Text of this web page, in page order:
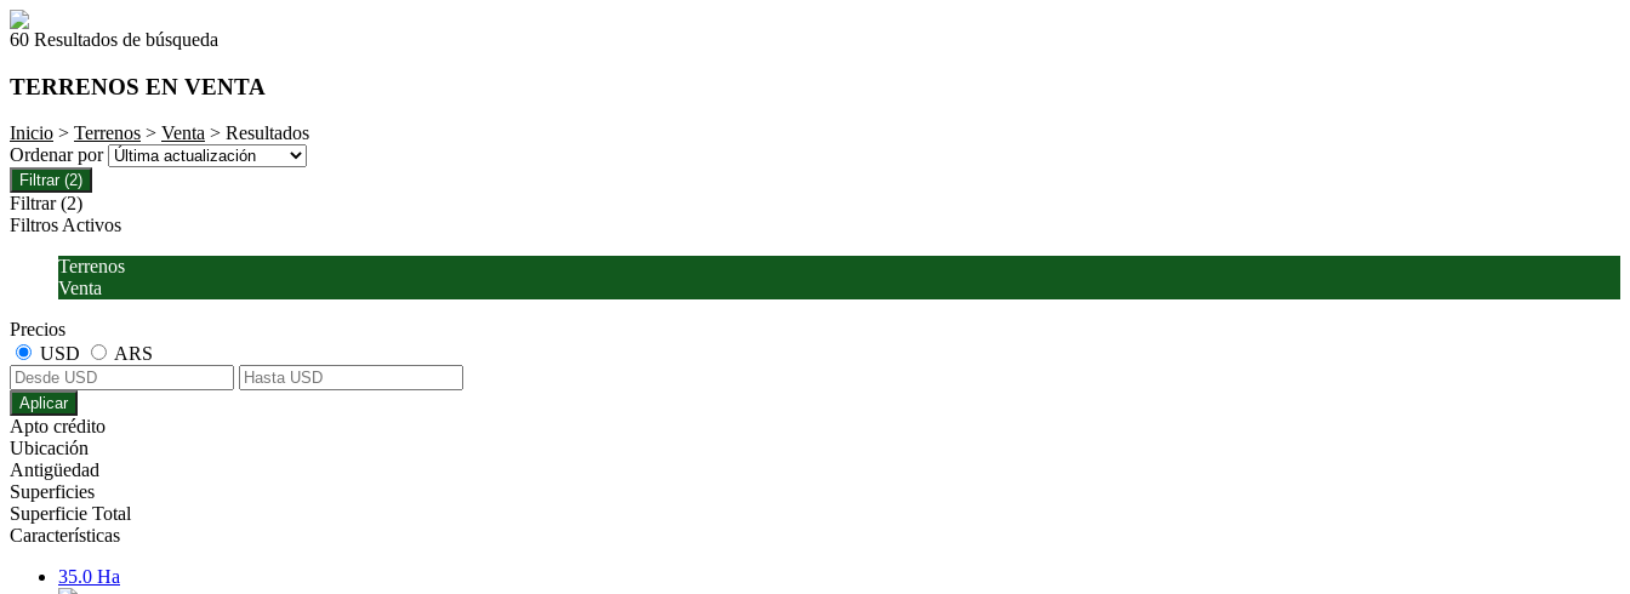
60 Resultados de búsqueda
TERRENOS EN VENTA
Inicio > Terrenos > Venta > Resultados
Ordenar por
Filtrar (2)
Filtrar (2)
Filtros Activos
Terrenos
Venta
Precios
USD
ARS
Aplicar
Apto crédito
Ubicación
Antigüedad
Superficies
Superficie Total
Características
35.0 Ha